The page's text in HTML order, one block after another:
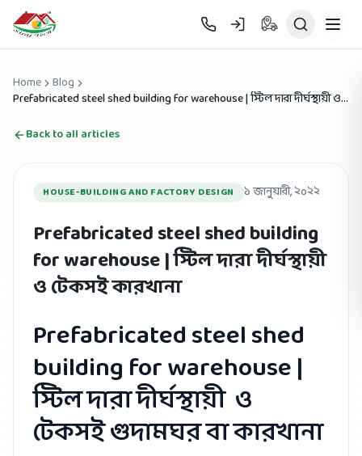
Skip to main content
Home
Blog
Prefabricated steel shed building for warehouse | স্টিল দারা দীর্ঘস্থায়ী ও
Back to all articles
HOUSE-BUILDING AND FACTORY DESIGN ১ জানুয়ারী, ২০২২
Prefabricated steel shed building
for warehouse | স্টিল দারা দীর্ঘস্থায়ী
ও টেকসই কারখানা
Prefabricated steel shed
building for warehouse |
স্টিল দারা দীর্ঘস্থায়ী ও
টেকসই গুদামঘর বা কারখানা